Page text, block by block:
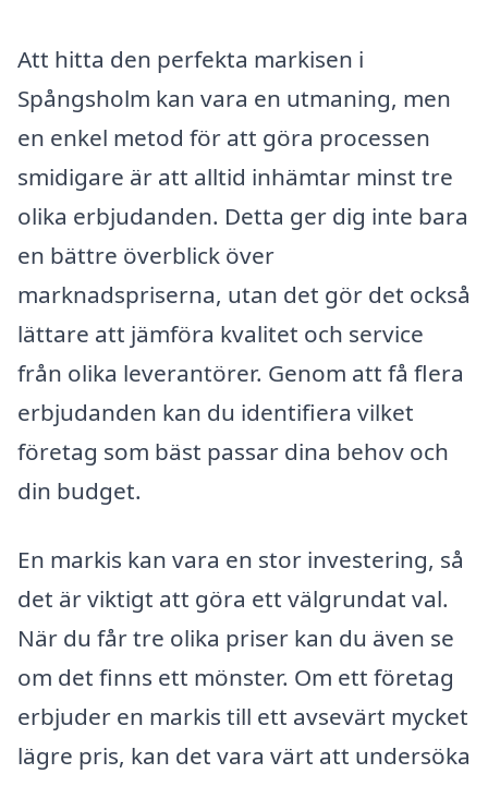
Att hitta den perfekta markisen i
Spångsholm kan vara en utmaning, men
en enkel metod för att göra processen
smidigare är att alltid inhämtar minst tre
olika erbjudanden. Detta ger dig inte bara
en bättre överblick över
marknadspriserna, utan det gör det också
lättare att jämföra kvalitet och service
från olika leverantörer. Genom att få flera
erbjudanden kan du identifiera vilket
företag som bäst passar dina behov och
din budget.
En markis kan vara en stor investering, så
det är viktigt att göra ett välgrundat val.
När du får tre olika priser kan du även se
om det finns ett mönster. Om ett företag
erbjuder en markis till ett avsevärt mycket
lägre pris, kan det vara värt att undersöka